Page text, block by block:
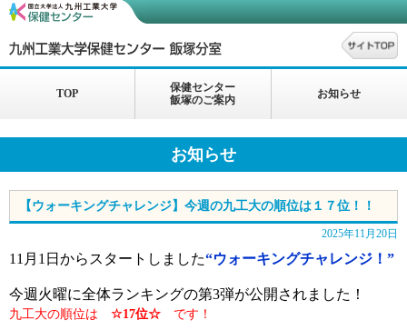
TOP
保健センター
飯塚のご案内
お知らせ
お知らせ
【ウォーキングチャレンジ】今週の九工大の順位は１７位！！
2025年11月20日
11月1日からスタートしました“ウォーキングチャレンジ！”
今週火曜に全体ランキングの第3弾が公開されました！
九工大の順位は ☆17位☆ です！